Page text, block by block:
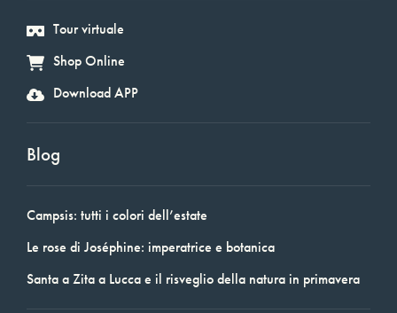
Tour virtuale
Shop Online
Download APP
Blog
Campsis: tutti i colori dell’estate
Le rose di Joséphine: imperatrice e botanica
Santa a Zita a Lucca e il risveglio della natura in primavera